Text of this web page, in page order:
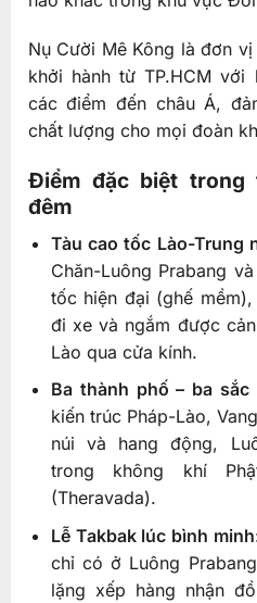
Nụ Cười Mê Kông là đơn
khởi hành từ TP.HCM
các điểm đến châu Á,
chất lượng cho mọi đoàn
Điểm đặc biệt
đêm
Tàu cao tốc Lào-Trung
Chăn-Luông Prabang
tốc hiện đại (ghế
đi xe và ngắm được
Lào qua cửa kính.
Ba thành phố – ba sắc
kiến trúc Pháp-Lào,
núi và hang động,
trong không khí
(Theravada).
Lễ Takbak lúc bình
chỉ có ở Luông
lặng xếp hàng nhận